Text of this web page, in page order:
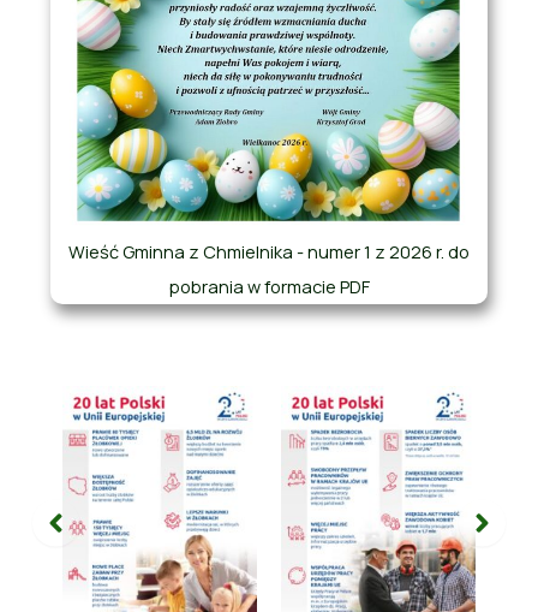
Wieść Gminna z Chmielnika - numer 1 z 2026 r. do
pobrania w formacie PDF